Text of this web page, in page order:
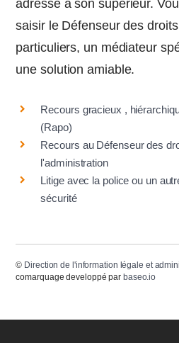
adressé à son supérieur.
saisir le Défenseur des
particuliers, un médiateur
une solution amiable.
Recours gracieux ,
(Rapo)
Recours au Défenseur des
l'administration
Litige avec la police ou un
sécurité
© Direction de l'information légale et
comarquage developpé par baseo.io